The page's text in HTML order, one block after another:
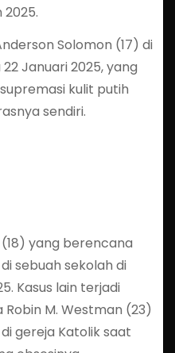
Solomon (17) di
Januari 2025, yang
kulit putih
sendiri.
yang berencana
sebuah sekolah di
Kasus lain terjadi
M. Westman (23)
gereja Katolik saat